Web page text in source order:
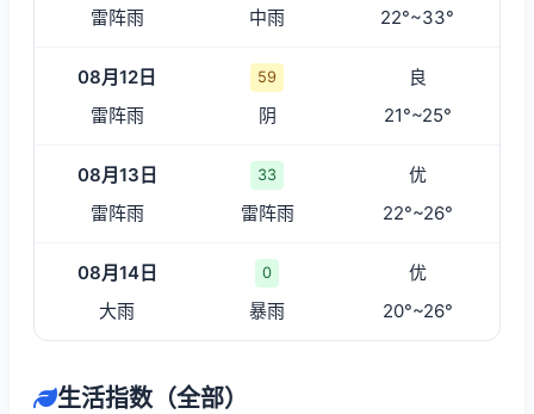
雷阵雨
中雨 22°~33°
08月12日 59
良
雷阵雨
阴 21°~25°
08月13日 33
优
雷阵雨
雷阵雨 22°~26°
08月14日 0
优
大雨
暴雨 20°~26°
生活指数（全部）